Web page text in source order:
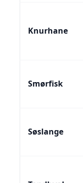
Knurhane
Smørfisk
Søslange